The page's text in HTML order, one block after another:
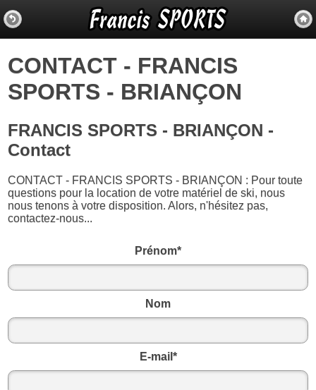
CONTACT - FRANCIS
SPORTS - BRIANÇON
FRANCIS SPORTS - BRIANÇON -
Contact
CONTACT - FRANCIS SPORTS - BRIANÇON : Pour toute
questions pour la location de votre matériel de ski, nous
nous tenons à votre disposition. Alors, n'hésitez pas,
contactez-nous...
Prénom*
Nom
E-mail*